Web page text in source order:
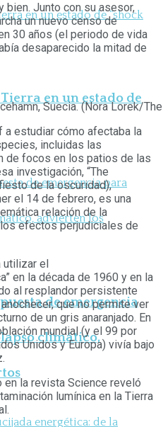
en un estado de
de emergencia
climático,
bien. Junto con su asesor,
un nuevo censo de
30 años (el periodo de vida
desaparecido la mitad de
Suecia. (Nora Lorek/
a estudiar cómo afectaba la
incluidas las
de focos en los patios de las
investigación, “The
de la oscuridad),
el 14 de febrero, es una
relación de la
efectos perjudiciales de
utilizar el
en la década de 1960 y en la
al resplandor persistente
que no permite ver
de un gris anaranjado. En
mundial (y el 99 por
Unidos y Europa) vivía bajo
la revista Science reveló
lumínica en la Tierra